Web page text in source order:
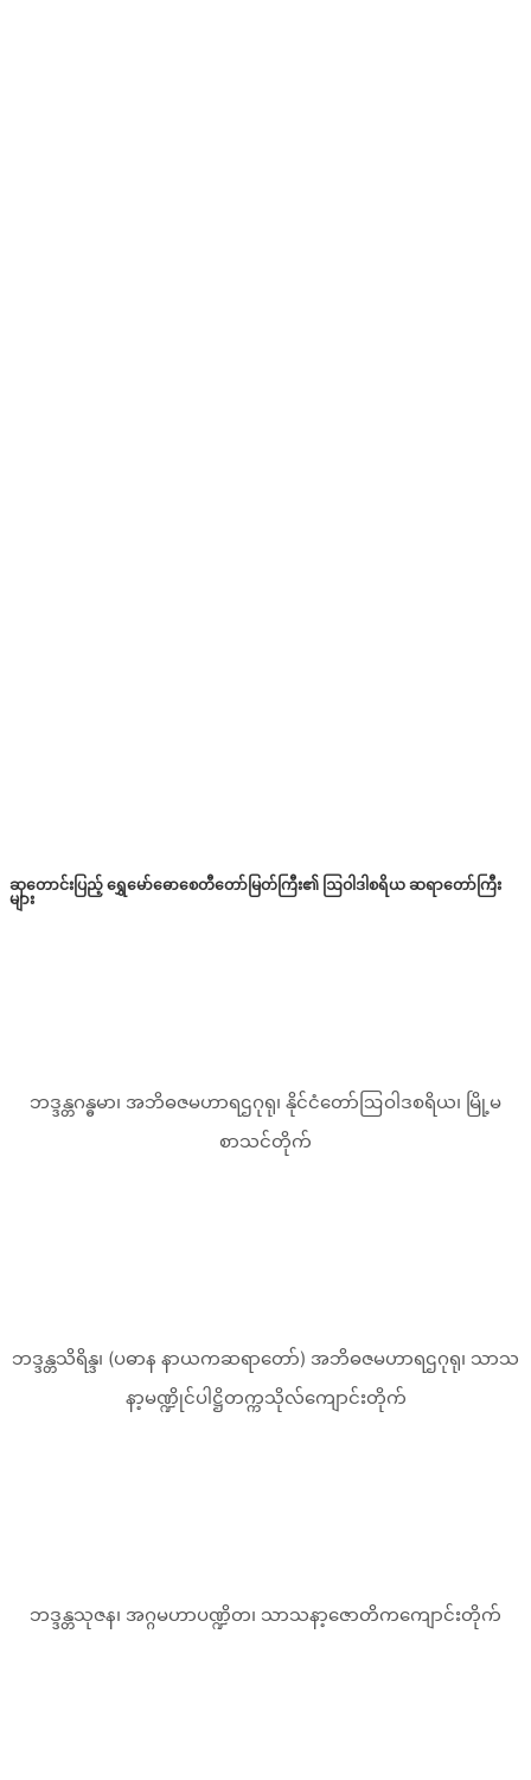
ဆုတောင်းပြည့် ရွှေမော်ဓောစေတီတော်မြတ်ကြီး၏ ဩဝါဒါစရိယ ဆရာတော်ကြီး
များ
ဘဒ္ဒန္တဂန္ဓမာ၊ အဘိဓဇမဟာရဌဂုရု၊ နိုင်ငံတော်ဩဝါဒစရိယ၊ မြို့မ
စာသင်တိုက်
ဘဒ္ဒန္တသိရိန္ဒ၊ (ပဓာန နာယကဆရာတော်) အဘိဓဇမဟာရဌဂုရု၊ သာသ
နာ့မဏ္ဍိုင်ပါဋ္ဌိတက္ကသိုလ်ကျောင်းတိုက်
ဘဒ္ဒန္တသုဇန၊ အဂ္ဂမဟာပဏ္ဍိတ၊ သာသနာ့ဇောတိကကျောင်းတိုက်